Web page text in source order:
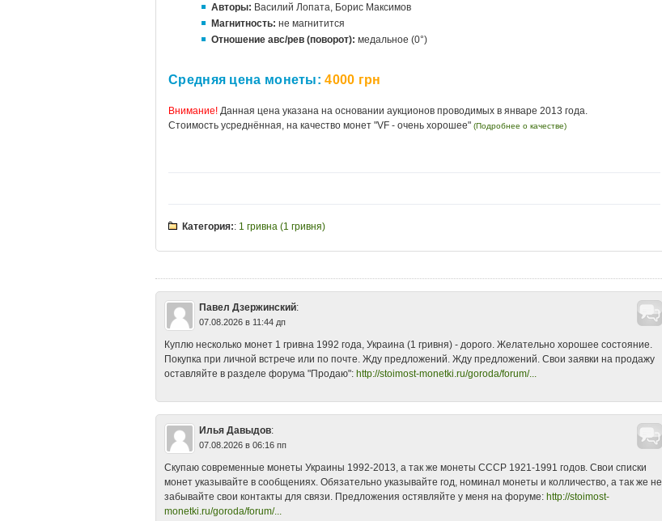
Авторы: Василий Лопата, Борис Максимов
Магнитность: не магнитится
Отношение авс/рев (поворот): медальное (0°)
Средняя цена монеты:4000 грн
Внимание! Данная цена указана на основании аукционов проводимых в январе 2013 года.
Стоимость усреднённая, на качество монет "VF - очень хорошее" (Подробнее о качестве)
Категория:: 1 гривна (1 гривня)
стоимость монеты•1992
Монета 1
гривна Украины 1992 аукцион
Павел Дзержинский:
07.08.2026 в 11:44 дп
Куплю несколько монет 1 гривна 1992 года, Украина (1 гривня) - дорого. Желательно хорошее состояние.
Покупка при личной встрече или по почте. Жду предложений. Жду предложений. Свои заявки на продажу
оставляйте в разделе форума "Продаю": http://stoimost-monetki.ru/goroda/forum/...
Илья Давыдов:
07.08.2026 в 06:16 пп
Скупаю современные монеты Украины 1992-2013, а так же монеты СССР 1921-1991 годов. Свои списки
монет указывайте в сообщениях. Обязательно указывайте год, номинал монеты и колличество, а так же не
забывайте свои контакты для связи. Предложения остявляйте у меня на форуме: http://stoimost-
monetki.ru/goroda/forum/...